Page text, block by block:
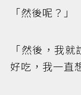
「然後呢？」
「然後，我
好吃，我一直